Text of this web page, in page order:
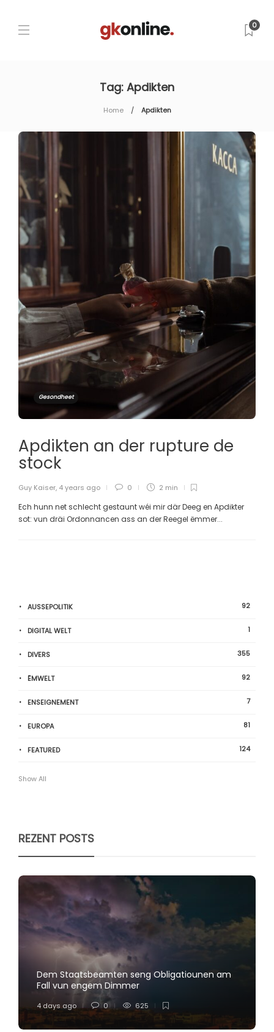
0
Tag: Apdikten
Home Apdikten
Gesondheet
Apdikten an der rupture de
stock
Guy Kaiser, 4 years ago 0 2 min
Ech hunn net schlecht gestaunt wéi mir där Deeg en Apdikter
sot: vun dräi Ordonnancen ass an der Reegel ëmmer...
AUSSEPOLITIK 92
DIGITAL WELT 1
DIVERS 355
ËMWELT 92
ENSEIGNEMENT 7
EUROPA 81
FEATURED 124
Show All
REZENT POSTS
Dem Staatsbeamten seng Obligatiounen am
Fall vun engem Dimmer
4 days ago 0 625